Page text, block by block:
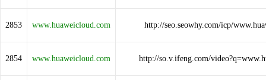
2853 www.huaweicloud.com http://seo.seowhy.com/icp/
2854 www.huaweicloud.com http://so.v.ifeng.com/